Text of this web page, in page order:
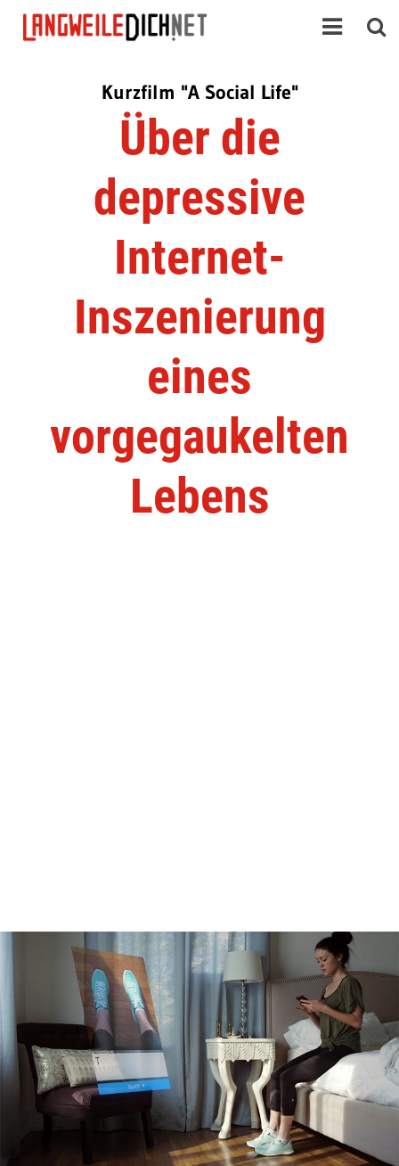
Kurzfilm "A Social Life"
Über die
depressive
Internet-
Inszenierung
eines
vorgegaukelten
Lebens